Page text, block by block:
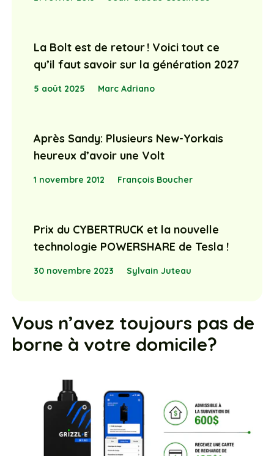
La Bolt est de retour ! Voici tout ce
qu’il faut savoir sur la génération 2027
5 août 2025 Marc Adriano
Après Sandy: Plusieurs New-Yorkais
heureux d’avoir une Volt
1 novembre 2012 François Boucher
Prix du CYBERTRUCK et la nouvelle
technologie POWERSHARE de Tesla !
30 novembre 2023 Sylvain Juteau
Vous n’avez toujours pas de
borne à votre domicile?